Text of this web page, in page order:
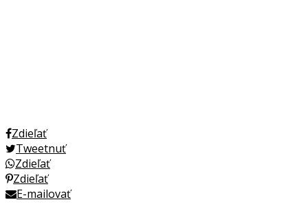
Zdieľať
Tweetnuť
Zdieľať
Zdieľať
E-mailovať